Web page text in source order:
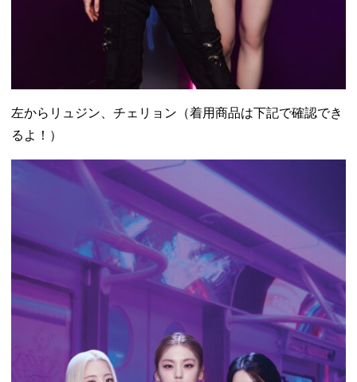
左からリュジン、チェリョン（着用商品は下記で確認でき
るよ！）